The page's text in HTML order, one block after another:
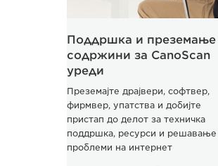
Поддршка и преземање
содржини за CanoScan
уреди
Преземајте драјвери, софтвер,
фирмвер, упатства и добијте
пристап до делот за техничка
поддршка, ресурси и решавање
проблеми на интернет